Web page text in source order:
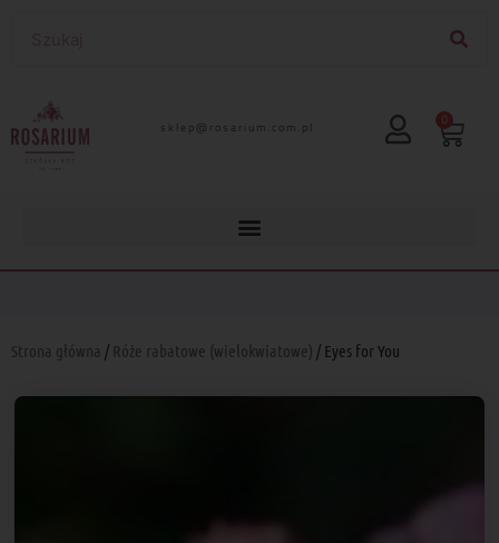
lp.moc.muirasor@pelks 0
Strona główna / Róże rabatowe (wielokwiatowe) / Eyes for You